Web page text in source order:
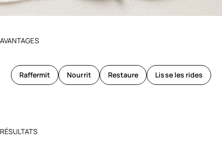
AVANTAGES
Raffermit Nourrit Restaure Lisse les rides
RÉSULTATS